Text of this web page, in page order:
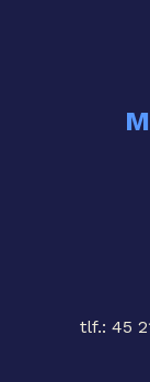
tlf.: 45